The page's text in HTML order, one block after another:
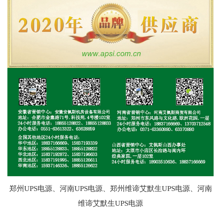
郑州UPS电源、河南UPS电源、郑州维谛艾默生UPS电源、河南
维谛艾默生UPS电源